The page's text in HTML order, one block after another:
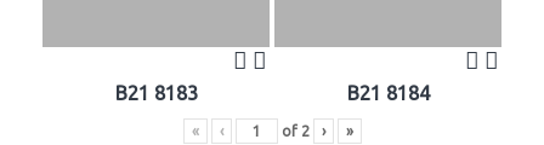
B21 8183 B21 8184
« ‹ of 2 › »